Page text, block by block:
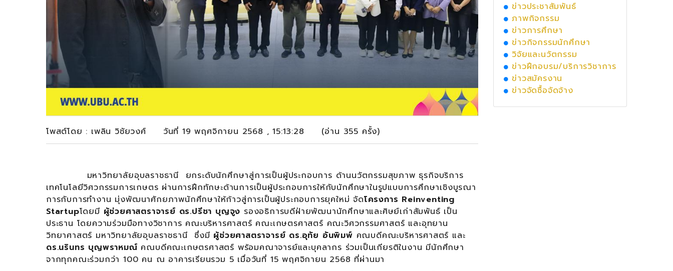
โพสต์โดย : เพลิน วิชัยวงศ์ วันที่ 19 พฤศจิกายน 2568 , 15:13:28 (อ่าน 355 ครั้ง)
มหาวิทยาลัยอุบลราชธานี ยกระดับนักศึกษาสู่การเป็นผู้ประกอบการ ด้านนวัตกรรมสุขภาพ ธุรกิจบริการ
เทคโนโลยีวิศวกรรมการเกษตร ผ่านการฝึกทักษะด้านการเป็นผู้ประกอบการให้กับนักศึกษาในรูปแบบการศึกษาเชิงบูรณา
การกับการทำงาน มุ่งพัฒนาศักยภาพนักศึกษาให้ก้าวสู่การเป็นผู้ประกอบการยุคใหม่ จัดโครงการ Reinventing
Startupโดยมี ผู้ช่วยศาสตราจารย์ ดร.ปรีชา บุญจูง รองอธิการบดีฝ่ายพัฒนานักศึกษาและศิษย์เก่าสัมพันธ์ เป็น
ประธาน โดยความร่วมมือทางวิชาการ คณะบริหารศาสตร์ คณะเกษตรศาสตร์ คณะวิศวกรรมศาสตร์ และอุทยาน
วิทยาศาสตร์ มหาวิทยาลัยอุบลราชธานี ซึ่งมี ผู้ช่วยศาสตราจารย์ ดร.อุทัย อันพิมพ์ คณบดีคณะบริหารศาสตร์ และ
ดร.นรินทร บุญพราหมณ์ คณบดีคณะเกษตรศาสตร์ พร้อมคณาจารย์และบุคลากร ร่วมเป็นเกียรติในงาน มีนักศึกษา
จากทุกคณะร่วมกว่า 100 คน ณ อาคารเรียนรวม 5 เมื่อวันที่ 15 พฤศจิกายน 2568 ที่ผ่านมา
ข่าวประชาสัมพันธ์
ภาพกิจกรรม
ข่าวการศึกษา
ข่าวกิจกรรมนักศึกษา
วิจัยและนวัตกรรม
ข่าวฝึกอบรม/บริการวิชาการ
ข่าวสมัครงาน
ข่าวจัดซื้อจัดจ้าง